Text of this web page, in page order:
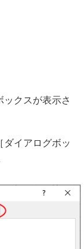
ックスが表示さ
ダイアログボッ